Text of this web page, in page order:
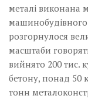
металі виконана
машинобудівного
розгорнулося
масштаби
вийнято 200 тис.
бетону, понад 50
тонн